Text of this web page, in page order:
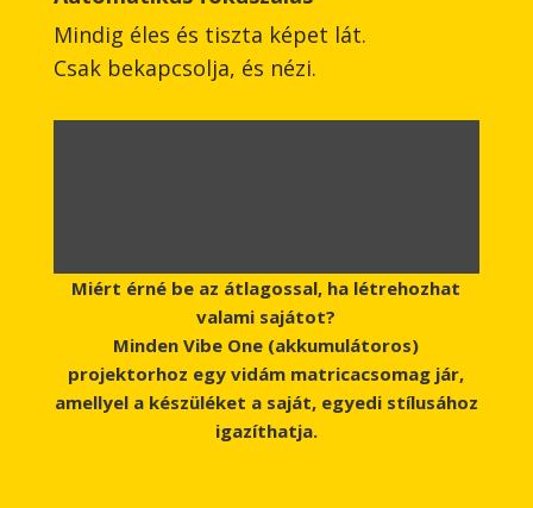
Mindig éles és tiszta képet lát.
Csak bekapcsolja, és nézi.
Miért érné be az átlagossal, ha létrehozhat
valami sajátot?
Minden Vibe One (akkumulátoros)
projektorhoz egy vidám matricacsomag jár,
amellyel a készüléket a saját, egyedi stílusához
igazíthatja.